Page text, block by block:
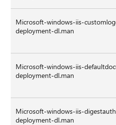
Microsoft-windows-iis-
deployment-dl.man
Microsoft-windows-iis-
deployment-dl.man
Microsoft-windows-iis-
deployment-dl.man